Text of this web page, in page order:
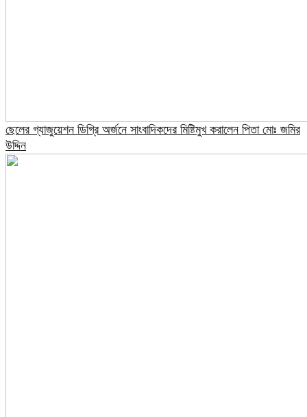
ছেলের গ্যাজুয়েশন ডিগ্রি অর্জনে সাংবাদিকদের মিষ্টিমুখ করালেন পিতা মোঃ জমির
উদ্দিন